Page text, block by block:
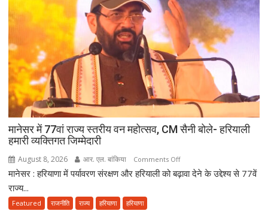
खुशहाली
लिए
हरकी
रवाना
दूसरी
मानेसर में 77वां राज्य स्तरीय वन महोत्सव, CM सैनी बोले- हरियाली
हमारी व्यक्तिगत जिम्मेदारी
August 8, 2026 आर. एल. बांकिया Comments Offon
मानेसर
मानेसर : हरियाणा में पर्यावरण संरक्षण और हरियाली को बढ़ावा देने के उद्देश्य से 77वें
राज्य...
Featured राजनीति राज्य हरियाणा हरियाणा